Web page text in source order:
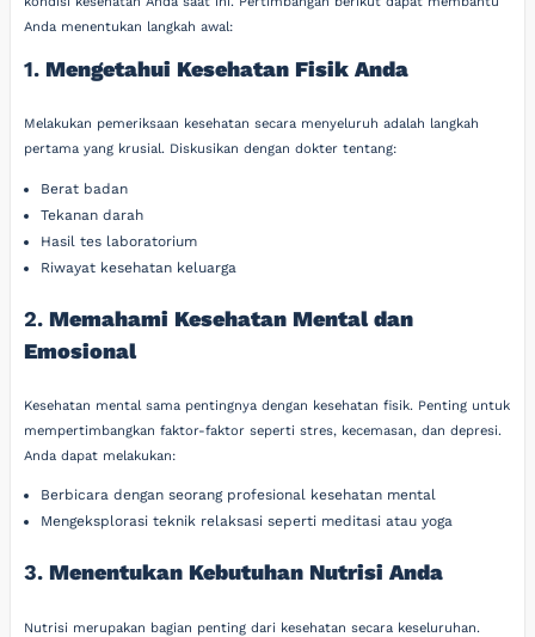
Anda menentukan langkah awal:
1. Mengetahui Kesehatan Fisik Anda
Melakukan pemeriksaan kesehatan secara menyeluruh adalah langkah
pertama yang krusial. Diskusikan dengan dokter tentang:
Berat badan
Tekanan darah
Hasil tes laboratorium
Riwayat kesehatan keluarga
2. Memahami Kesehatan Mental dan
Emosional
Kesehatan mental sama pentingnya dengan kesehatan fisik. Penting untuk
mempertimbangkan faktor-faktor seperti stres, kecemasan, dan depresi.
Anda dapat melakukan:
Berbicara dengan seorang profesional kesehatan mental
Mengeksplorasi teknik relaksasi seperti meditasi atau yoga
3. Menentukan Kebutuhan Nutrisi Anda
Nutrisi merupakan bagian penting dari kesehatan secara keseluruhan.